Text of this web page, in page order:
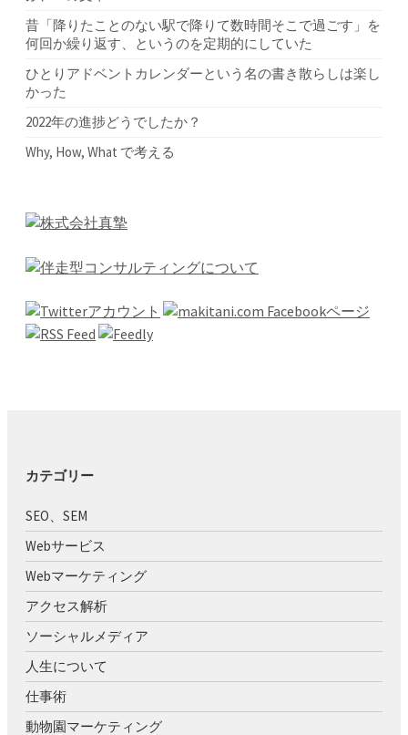
昔「降りたことのない駅で降りて数時間そこで過ごす」を
何回か繰り返す、というのを定期的にしていた
ひとりアドベントカレンダーという名の書き散らしは楽し
かった
2022年の進捗どうでしたか？
Why, How, What で考える
カテゴリー
SEO、SEM
Webサービス
Webマーケティング
アクセス解析
ソーシャルメディア
人生について
仕事術
動物園マーケティング